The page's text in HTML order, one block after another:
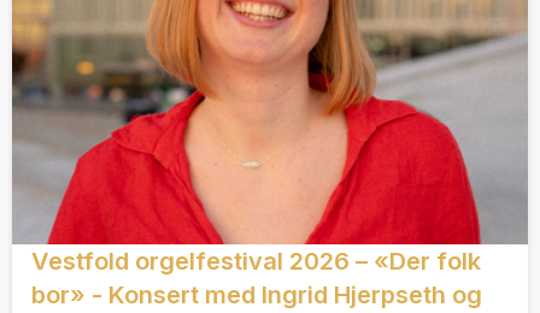
Vestfold orgelfestival 2026 – «Der folk
bor» - Konsert med Ingrid Hjerpseth og